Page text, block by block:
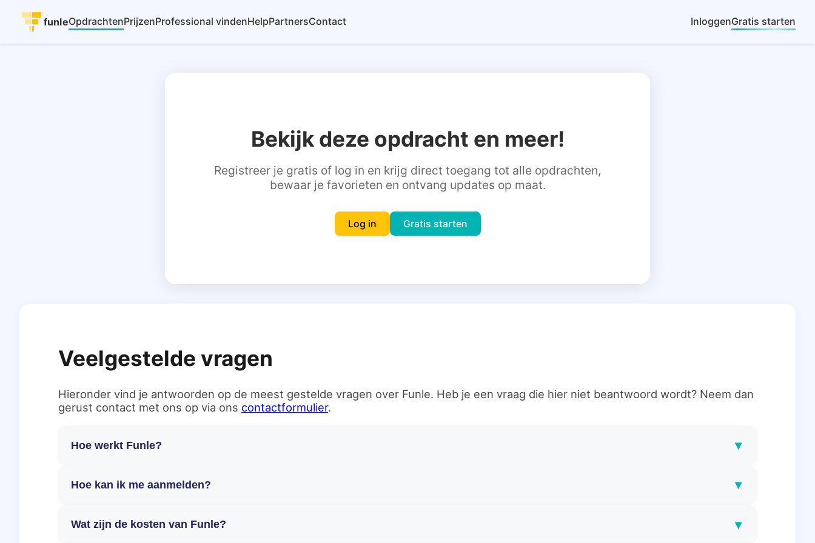
funleOpdrachtenPrijzenProfessional vindenHelpPartnersContact InloggenGratis starten
Bekijk deze opdracht en meer!
Registreer je gratis of log in en krijg direct toegang tot alle opdrachten,
bewaar je favorieten en ontvang updates op maat.
Log in Gratis starten
Veelgestelde vragen
Hieronder vind je antwoorden op de meest gestelde vragen over Funle. Heb je een vraag die hier niet beantwoord wordt? Neem dan
gerust contact met ons op via ons contactformulier.
Hoe werkt Funle? ▾
Hoe kan ik me aanmelden? ▾
Wat zijn de kosten van Funle? ▾